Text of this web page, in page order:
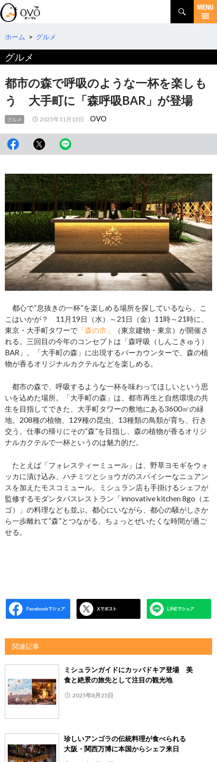
検
索
コ
テ
ツ
へ
移
動
ホーム > グルメ
グルメ
都市の森で呼吸のような一杯を楽しも
う 大手町に「森呼吸BAR」が登場
グルメ 2025年11月15日 OVO
都心で“息抜きの一杯”を楽しめる場所を探しているなら、こ
こはいかが？ 11月19日（水）～21日（金）11時～21時に、
東京・大手町タワーで 「森の市」
（東京建物・東京）が開催さ
れる。三回目の今年のコンセプトは「森呼吸（しんこきゅう）
BAR」。「大手町の森」に出現するバーカウンターで、森の植
物が香るオリジナルカクテルなどを楽しめる。
都市の森で、呼吸するような一杯を味わってほしいという思
いを込めた場所。「大手町の森」は、都市再生と自然環境の共
生を目指してできた、大手町タワーの敷地にある3600㎡の緑
地。208種の植物、129種の昆虫、13種類の鳥類が育ち、行き
交う。仕事の帰りにその“森”を目指し、森の植物が香るオリジ
ナルカクテルで一杯というのは魅力的だ。
たとえば「フォレスティーミュール」は、野草ヨモギをウォ
ッカに漬け込み、ハチミツとショウガのスパイシーなニュアン
スを加えたモスコミュール。ミシュラン店も手掛けるシェフが
監修するモダンタパスレストラン「innovative kitchen 8go（エ
ゴ）」の料理なども並ぶ。都心にいながら、都心の騒がしさか
ら一歩離れて“森”とつながる、ちょっとぜいたくな時間が過ご
せる。
関連記事
ミシュランガイドにカッパドキア登場 美
食と絶景の旅先として注目の観光地
2025年8月25日
珍しいアンゴラの伝統料理が食べられる
大阪・関西万博に本国からシェフ来日